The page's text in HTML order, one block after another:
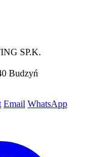
SP.K.
Budzyń
Email WhatsApp